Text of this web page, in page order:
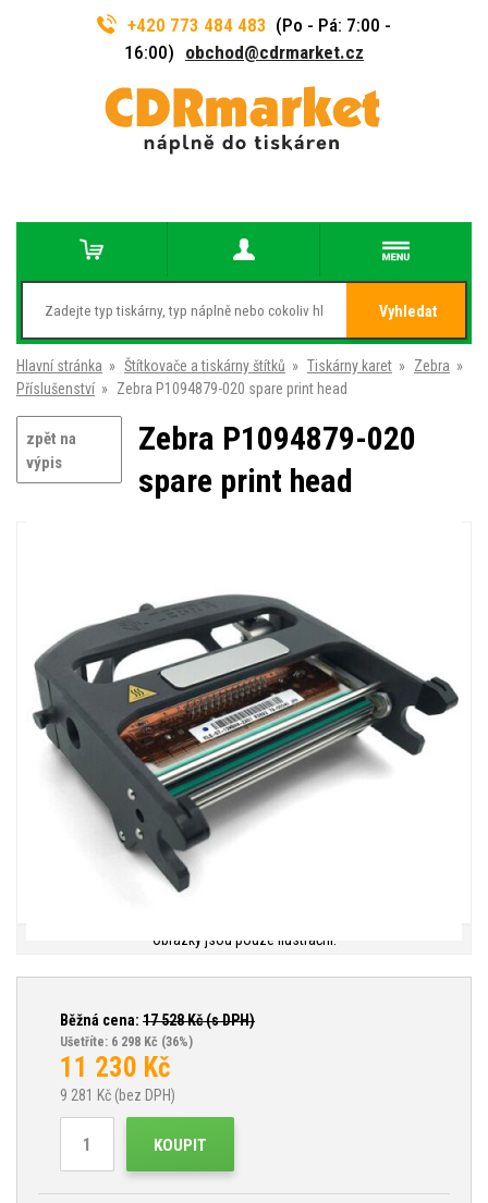
+420 773 484 483 (Po - Pá: 7:00 -
16:00) obchod@cdrmarket.cz
Vyhledat
Hlavní stránka » Štítkovače a tiskárny štítků » Tiskárny karet » Zebra »
Příslušenství » Zebra P1094879-020 spare print head
zpět na
výpis
Zebra P1094879-020
spare print head
Obrázky jsou pouze ilustrační.
Běžná cena: 17 528Kč (s DPH)
Ušetříte: 6 298 Kč (36%)
11 230 Kč
9 281 Kč (bez DPH)
KOUPIT